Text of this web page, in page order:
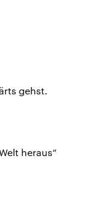
gehst.
heraus“